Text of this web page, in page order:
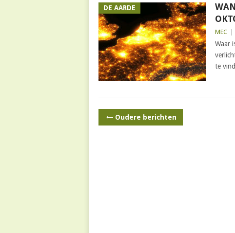
DE AARDE
MEC
Waar
te
BERICHTNAVIGATIE
Oudere berichten